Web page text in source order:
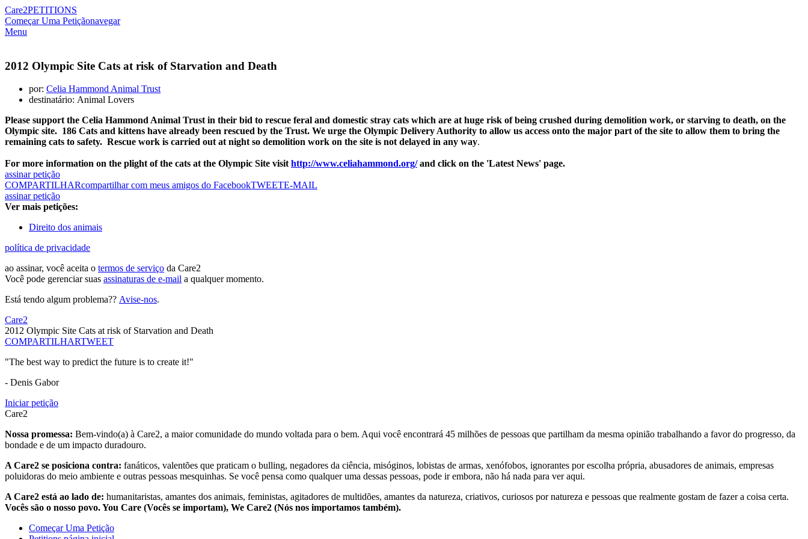
Care2PETITIONS
Começar Uma Petiçãonavegar
Menu
2012 Olympic Site Cats at risk of Starvation and Death
por: Celia Hammond Animal Trust
destinatário: Animal Lovers
Please support the Celia Hammond Animal Trust in their bid to rescue feral and domestic stray cats which are at huge risk of being crushed during demolition work, or starving to death, on the
Olympic site. 186 Cats and kittens have already been rescued by the Trust. We urge the Olympic Delivery Authority to allow us access onto the major part of the site to allow them to bring the
remaining cats to safety. Rescue work is carried out at night so demolition work on the site is not delayed in any way.
For more information on the plight of the cats at the Olympic Site visithttp://www.celiahammond.org/and click on the 'Latest News' page.
assinar petição
COMPARTILHARcompartilhar com meus amigos do FacebookTWEETE-MAIL
assinar petição
Ver mais petições:
Direito dos animais
política de privacidade
ao assinar, você aceita o termos de serviço da Care2
Você pode gerenciar suas assinaturas de e-mail a qualquer momento.
Está tendo algum problema?? Avise-nos.
Care2
2012 Olympic Site Cats at risk of Starvation and Death
COMPARTILHARTWEET
"The best way to predict the future is to create it!"
- Denis Gabor
Iniciar petição
Care2
Nossa promessa: Bem-vindo(a) à Care2, a maior comunidade do mundo voltada para o bem. Aqui você encontrará 45 milhões de pessoas que partilham da mesma opinião trabalhando a favor do progresso, da
bondade e de um impacto duradouro.
A Care2 se posiciona contra: fanáticos, valentões que praticam o bulling, negadores da ciência, misóginos, lobistas de armas, xenófobos, ignorantes por escolha própria, abusadores de animais, empresas
poluidoras do meio ambiente e outras pessoas mesquinhas. Se você pensa como qualquer uma dessas pessoas, pode ir embora, não há nada para ver aqui.
A Care2 está ao lado de: humanitaristas, amantes dos animais, feministas, agitadores de multidões, amantes da natureza, criativos, curiosos por natureza e pessoas que realmente gostam de fazer a coisa certa.
Vocês são o nosso povo. You Care (Vocês se importam), We Care2 (Nós nos importamos também).
Começar Uma Petição